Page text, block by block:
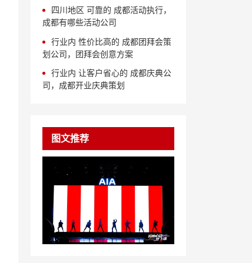
四川地区 可靠的 成都活动执行，
成都有哪些活动公司
行业内 性价比高的 成都团拜会策
划公司，团拜会创意方案
行业内 让客户省心的 成都庆典公
司，成都开业庆典策划
图文推荐